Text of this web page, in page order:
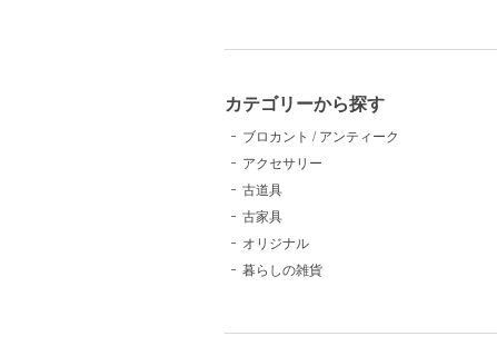
カテゴリーから探す
ブロカント / アンティーク
アクセサリー
古道具
古家具
オリジナル
暮らしの雑貨